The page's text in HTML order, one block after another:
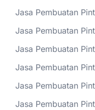
Jasa Pembuatan
Jasa Pembuatan
Jasa Pembuatan
Jasa Pembuatan
Jasa Pembuatan
Jasa Pembuatan